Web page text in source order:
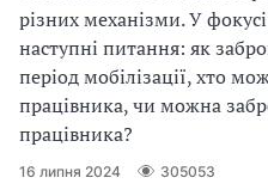
різних механізми. У фокусі
наступні питання: як
період мобілізації, хто
працівника, чи можна
працівника?
16 липня 2024 305053